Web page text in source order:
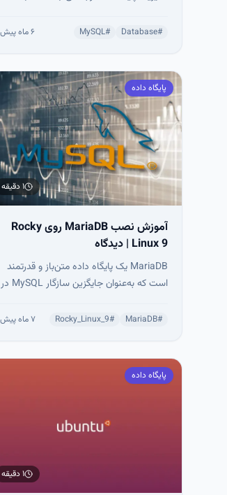
Apache و PHP به عنوان بخشی از استک
#
Database
#
MySQL ۶ ماه پیش
پایگاه داده
۱ دقیقه
آموزش نصب MariaDB روی Rocky
Linux 9 | دیدگاه
MariaDB یک پایگاه داده متن‌باز و قدرتمند
است که به‌عنوان جایگزین سازگار MySQL در
آموزش، مراحل نصب، راه‌اندازی و ایمن‌سازی
پایدار و امن برای استفاده در محیط‌های
#
MariaDB
#
Rocky_Linux_9 ۷ ماه پیش
پایگاه داده
۱ دقیقه